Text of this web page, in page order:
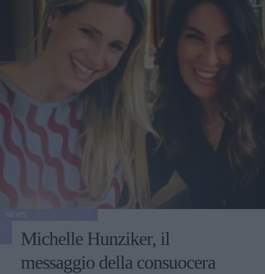
Michelle Hunziker, il
messaggio della consuocera